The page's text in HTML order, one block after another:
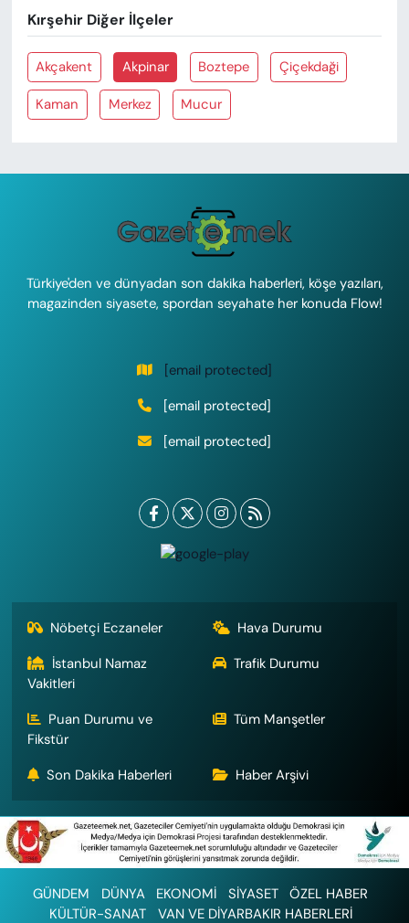
Kırşehir Diğer İlçeler
Akçakent Akpinar Boztepe Çiçekdaği
Kaman Merkez Mucur
Türkiye'den ve dünyadan son dakika haberleri, köşe yazıları,
magazinden siyasete, spordan seyahate her konuda Flow!
[email protected]
[email protected]
[email protected]
Nöbetçi Eczaneler
Hava Durumu
İstanbul Namaz
Vakitleri
Trafik Durumu
Puan Durumu ve
Fikstür
Tüm Manşetler
Son Dakika Haberleri Haber Arşivi
GÜNDEM DÜNYA EKONOMİ SİYASET
ÖZEL HABER
KÜLTÜR-SANAT
VAN VE DİYARBAKIR HABERLERİ
SİYASET
VAN VE DİYARBAKIR HABERLERİ